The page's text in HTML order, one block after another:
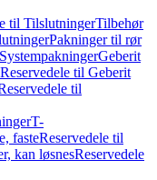
til TilslutningerTilbehør
Pakninger til rør
SystempakningerGeberit
Reservedele til Geberit
til
T-
fasteReservedele til
kan løsnesReservedele